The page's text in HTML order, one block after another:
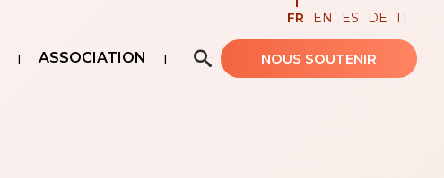
ASSOCIATION Recherche avancée…
FR EN ES DE IT
NOUS SOUTENIR